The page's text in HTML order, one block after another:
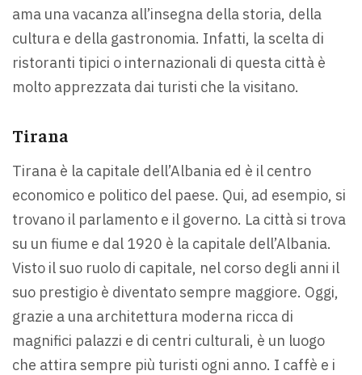
ama una vacanza all’insegna della storia, della
cultura e della gastronomia. Infatti, la scelta di
ristoranti tipici o internazionali di questa città è
molto apprezzata dai turisti che la visitano.
Tirana
Tirana è la capitale dell’Albania ed è il centro
economico e politico del paese. Qui, ad esempio, si
trovano il parlamento e il governo. La città si trova
su un fiume e dal 1920 è la capitale dell’Albania.
Visto il suo ruolo di capitale, nel corso degli anni il
suo prestigio è diventato sempre maggiore. Oggi,
grazie a una architettura moderna ricca di
magnifici palazzi e di centri culturali, è un luogo
che attira sempre più turisti ogni anno. I caffè e i